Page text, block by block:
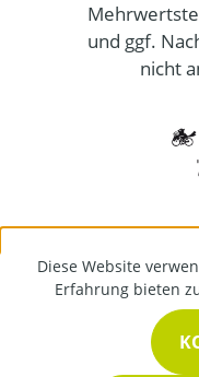
und ggf.
nicht
Diese Website
Erfahrung bieten